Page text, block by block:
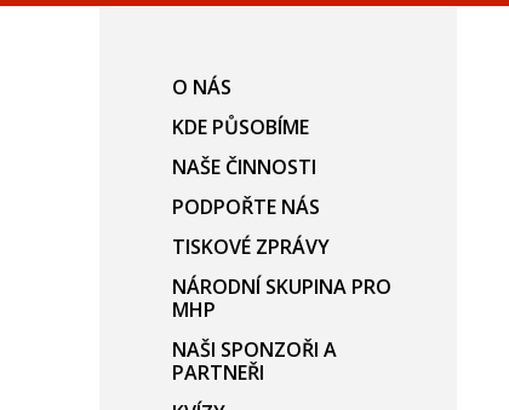
O NÁS
KDE PŮSOBÍME
NAŠE ČINNOSTI
PODPOŘTE NÁS
TISKOVÉ ZPRÁVY
NÁRODNÍ SKUPINA PRO
MHP
NAŠI SPONZOŘI A
PARTNEŘI